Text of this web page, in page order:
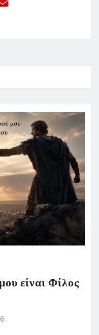
είναι Φίλος